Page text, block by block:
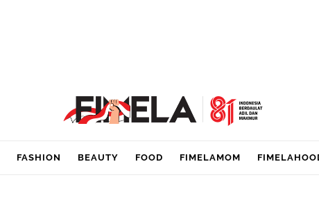
FASHION BEAUTY FOOD FIMELAMOM